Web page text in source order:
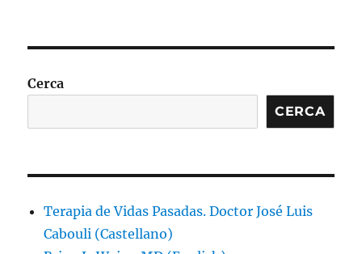
Cerca
CERCA
Terapia de Vidas Pasadas. Doctor José Luis
Cabouli (Castellano)